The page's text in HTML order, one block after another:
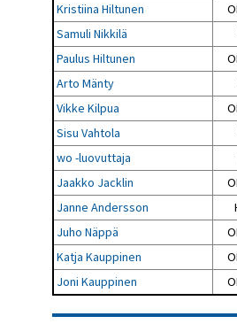
Kristiina Hiltunen
Samuli Nikkilä
Paulus Hiltunen
Arto Mänty
Vikke Kilpua
Sisu Vahtola
wo -luovuttaja
Jaakko Jacklin
Janne Andersson
Juho Näppä
Katja Kauppinen
Joni Kauppinen